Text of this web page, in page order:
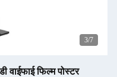
4/7
वाईफाई फिल्म पोस्टर